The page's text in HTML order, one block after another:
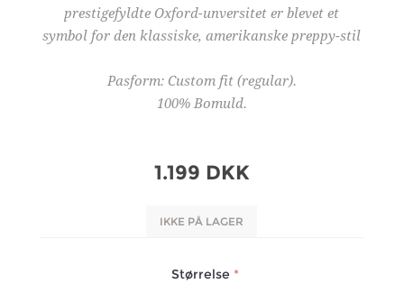
prestigefyldte Oxford-unversitet er blevet et
symbol for den klassiske, amerikanske preppy-stil
Pasform: Custom fit (regular).
100% Bomuld.
1.199 DKK
IKKE PÅ LAGER
Størrelse *